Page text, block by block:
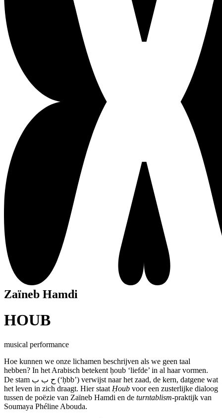
Zaïneb Hamdi
HOUB
musical performance
Hoe kunnen we onze lichamen beschrijven als we geen taal
hebben? In het Arabisch betekent ḥoub ‘liefde’ in al haar vormen.
De stam ح ب ب (‘ḥbb’) verwijst naar het zaad, de kern, datgene wat
het leven in zich draagt. Hier staat Ḥoub voor een zusterlijke dialoog
tussen de poëzie van Zaïneb Hamdi en de turntablism-praktijk van
Soumaya Phéline Abouda.